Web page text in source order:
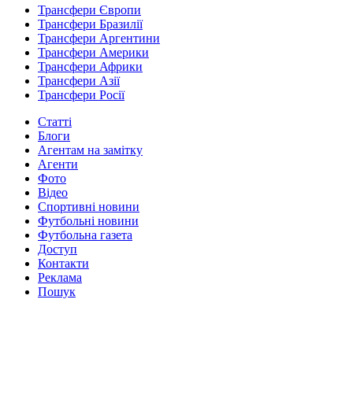
Трансфери Європи
Трансфери Бразилії
Трансфери Аргентини
Трансфери Америки
Трансфери Африки
Трансфери Азії
Трансфери Росії
Статті
Блоги
Агентам на замітку
Агенти
Фото
Відео
Спортивні новини
Футбольні новини
Футбольна газета
Доступ
Контакти
Реклама
Пошук